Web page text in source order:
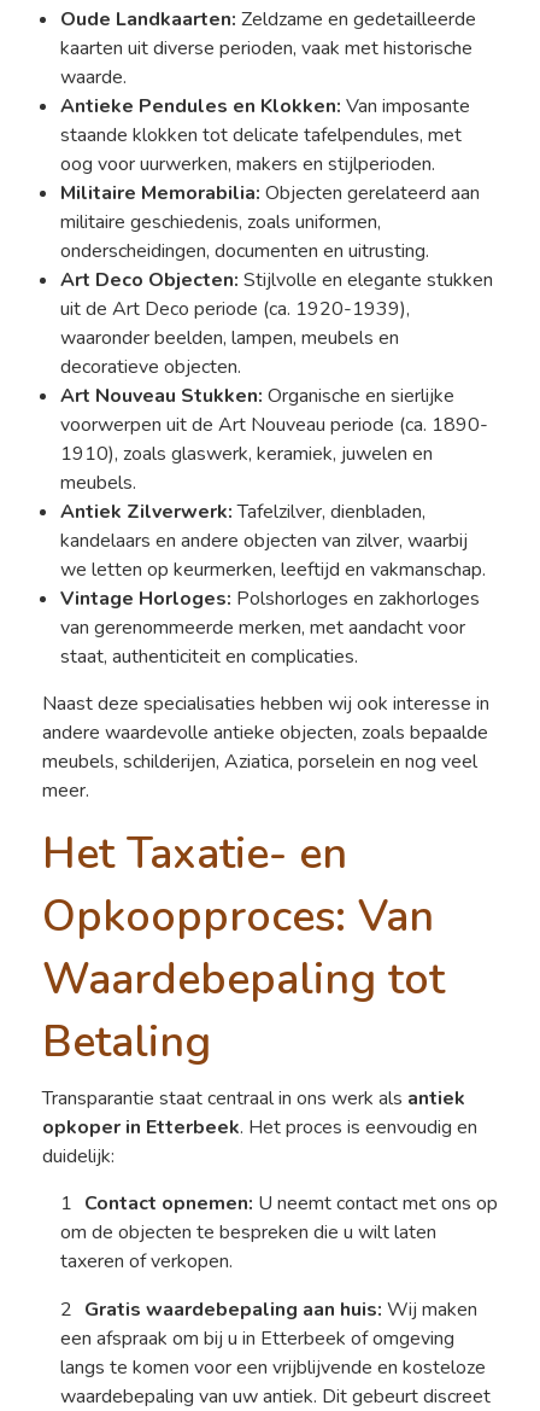
Oude Landkaarten: Zeldzame en gedetailleerde
kaarten uit diverse perioden, vaak met historische
waarde.
Antieke Pendules en Klokken: Van imposante
staande klokken tot delicate tafelpendules, met
oog voor uurwerken, makers en stijlperioden.
Militaire Memorabilia: Objecten gerelateerd aan
militaire geschiedenis, zoals uniformen,
onderscheidingen, documenten en uitrusting.
Art Deco Objecten: Stijlvolle en elegante stukken
uit de Art Deco periode (ca. 1920-1939),
waaronder beelden, lampen, meubels en
decoratieve objecten.
Art Nouveau Stukken: Organische en sierlijke
voorwerpen uit de Art Nouveau periode (ca. 1890-
1910), zoals glaswerk, keramiek, juwelen en
meubels.
Antiek Zilverwerk:Tafelzilver, dienbladen,
kandelaars en andere objecten van zilver, waarbij
we letten op keurmerken, leeftijd en vakmanschap.
Vintage Horloges: Polshorloges en zakhorloges
van gerenommeerde merken, met aandacht voor
staat, authenticiteit en complicaties.
Naast deze specialisaties hebben wij ook interesse in
andere waardevolle antieke objecten, zoals bepaalde
meubels, schilderijen, Aziatica, porselein en nog veel
meer.
Het Taxatie- en
Opkoopproces: Van
Waardebepaling tot
Betaling
Transparantie staat centraal in ons werk als antiek
opkoper in Etterbeek. Het proces is eenvoudig en
duidelijk:
Contact opnemen: U neemt contact met ons op
om de objecten te bespreken die u wilt laten
taxeren of verkopen.
Gratis waardebepaling aan huis: Wij maken
een afspraak om bij u in Etterbeek of omgeving
langs te komen voor een vrijblijvende en kosteloze
waardebepaling van uw antiek. Dit gebeurt discreet